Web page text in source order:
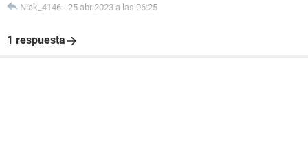
Niak_4146 - 25 abr 2023 a las 06:25
1 respuesta